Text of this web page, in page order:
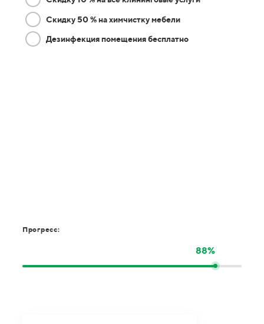
Скидку 50 % на химчистку мебели
Дезинфекция помещения бесплатно
Прогресс:
88%